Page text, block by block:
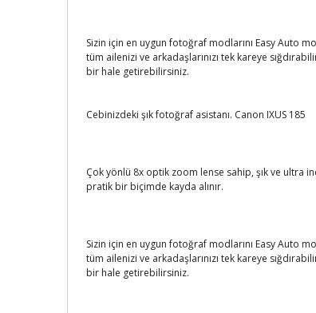
Sizin için en uygun fotoğraf modlarını Easy Auto
tüm ailenizi ve arkadaşlarınızı tek kareye
bir hale getirebilirsiniz.
Cebinizdeki şık fotoğraf asistanı. Canon IXUS 185
Çok yönlü 8x optik zoom lense sahip, şık ve ultra
pratik bir biçimde kayda alınır.
Sizin için en uygun fotoğraf modlarını Easy Auto
tüm ailenizi ve arkadaşlarınızı tek kareye
bir hale getirebilirsiniz.